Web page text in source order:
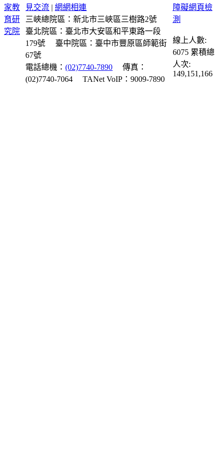
見交流 |網網相連
三峽總院區：新北市三峽區三樹路2號
臺北院區：臺北市大安區和平東路一段
179號
臺中院區：臺中市豐原區師範街
67號
電話總機：(02)7740-7890
傳真：
(02)7740-7064
TANet VoIP：9009-7890
線上人數:
6075 累積總
人次:
149,151,166